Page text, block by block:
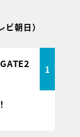
ビ朝日）
1